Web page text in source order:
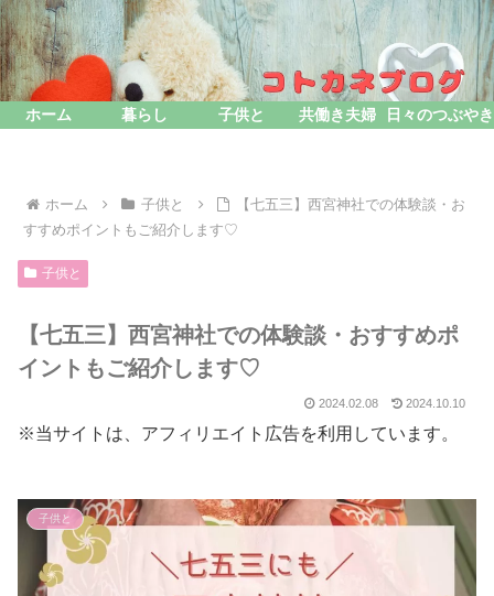
ホーム 暮らし 子供と 共働き夫婦 日々のつぶやき
ホーム 子供と
【七五三】西宮神社での体験談・お
すすめポイントもご紹介します♡
子供と
【七五三】西宮神社での体験談・おすすめポ
イントもご紹介します♡
2024.02.08 2024.10.10
※当サイトは、アフィリエイト広告を利用しています。
子供と